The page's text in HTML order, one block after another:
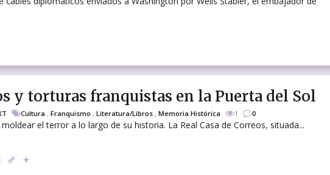
y torturas franquistas en la Puerta del Sol
Cultura , Franquismo , Literatura/Libros , Memoria Histórica 1 0
el terror a lo largo de su historia. La Real Casa de Correos, situada...
EmailCopy